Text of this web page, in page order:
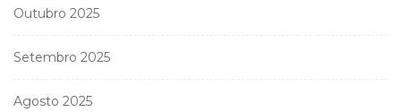
Outubro 2025
Setembro 2025
Agosto 2025